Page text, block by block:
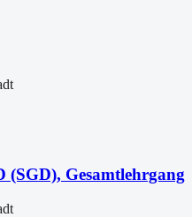
Gesamtlehrgang